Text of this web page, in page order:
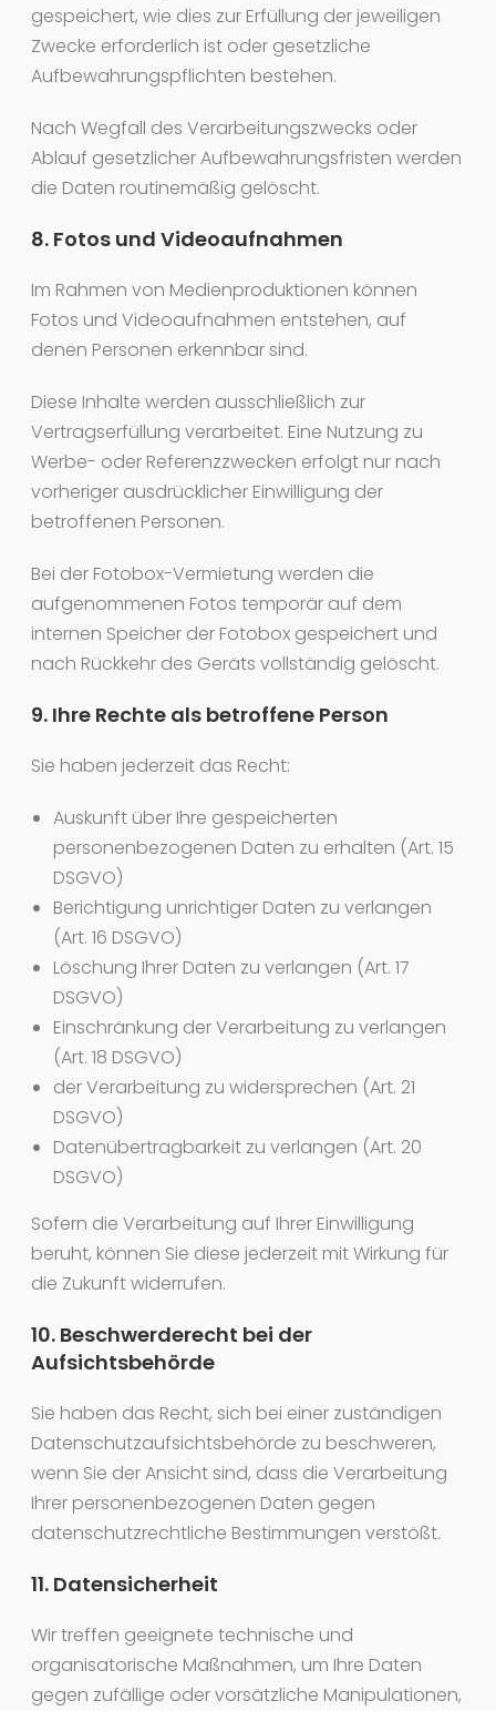
gespeichert, wie dies zur Erfüllung der jeweiligen
Zwecke erforderlich ist oder gesetzliche
Aufbewahrungspflichten bestehen.
Nach Wegfall des Verarbeitungszwecks oder
Ablauf gesetzlicher Aufbewahrungsfristen werden
die Daten routinemäßig gelöscht.
8. Fotos und Videoaufnahmen
Im Rahmen von Medienproduktionen können
Fotos und Videoaufnahmen entstehen, auf
denen Personen erkennbar sind.
Diese Inhalte werden ausschließlich zur
Vertragserfüllung verarbeitet. Eine Nutzung zu
Werbe- oder Referenzzwecken erfolgt nur nach
vorheriger ausdrücklicher Einwilligung der
betroffenen Personen.
Bei der Fotobox-Vermietung werden die
aufgenommenen Fotos temporär auf dem
internen Speicher der Fotobox gespeichert und
nach Rückkehr des Geräts vollständig gelöscht.
9. Ihre Rechte als betroffene Person
Sie haben jederzeit das Recht:
Auskunft über Ihre gespeicherten
personenbezogenen Daten zu erhalten (Art. 15
DSGVO)
Berichtigung unrichtiger Daten zu verlangen
(Art. 16 DSGVO)
Löschung Ihrer Daten zu verlangen (Art. 17
DSGVO)
Einschränkung der Verarbeitung zu verlangen
(Art. 18 DSGVO)
der Verarbeitung zu widersprechen (Art. 21
DSGVO)
Datenübertragbarkeit zu verlangen (Art. 20
DSGVO)
Sofern die Verarbeitung auf Ihrer Einwilligung
beruht, können Sie diese jederzeit mit Wirkung für
die Zukunft widerrufen.
10. Beschwerderecht bei der
Aufsichtsbehörde
Sie haben das Recht, sich bei einer zuständigen
Datenschutzaufsichtsbehörde zu beschweren,
wenn Sie der Ansicht sind, dass die Verarbeitung
Ihrer personenbezogenen Daten gegen
datenschutzrechtliche Bestimmungen verstößt.
11. Datensicherheit
Wir treffen geeignete technische und
organisatorische Maßnahmen, um Ihre Daten
gegen zufällige oder vorsätzliche Manipulationen,